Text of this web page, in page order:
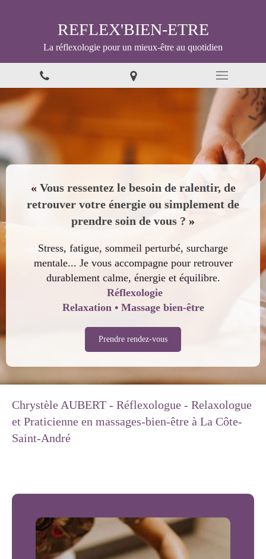
REFLEX'BIEN-ETRE
La réflexologie pour un mieux-être au quotidien
« Vous ressentez le besoin de ralentir, de
retrouver votre énergie ou simplement de
prendre soin de vous ? »
Stress, fatigue, sommeil perturbé, surcharge
mentale... Je vous accompagne pour retrouver
durablement calme, énergie et équilibre.
Réflexologie
Relaxation • Massage bien-être
Prendre rendez-vous
Chrystèle AUBERT - Réflexologue - Relaxologue
et Praticienne en massages-bien-être à La Côte-
Saint-André